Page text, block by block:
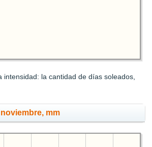
la cantidad de días soleados,
mm